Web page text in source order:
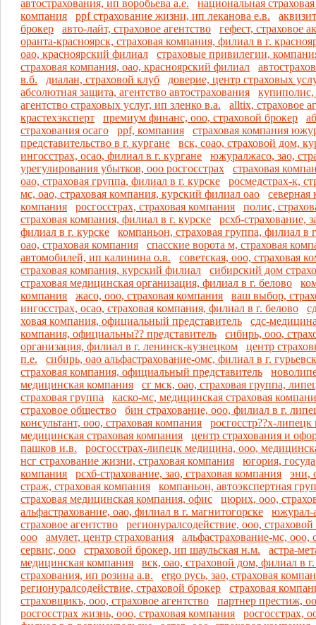
автострахования, ип воробьева а.е.
национальная
компания
ppf страхование жизни, ип леканова е.в.
брокер
авто-лайт, страховое агентство
гефест, страховое
оранта-красноярск, страховая компания, филиал в г.
оао, красноярский филиал
страховые привилегии,
страховая компания, оао, красноярский филиал
в.б.
диалан, страховой клуб
доверие, центр страховых
абсолютная защита, агентство автострахования
купиполис,
агентство страховых услуг, ип зленко в.а.
alltix, страховое
крастехэксперт
премиум финанс, ооо, страховой брокер
страхования осаго
ppf, компания
страховая компания
представительство в г. кургане
вск, соао, страховой дом,
ингосстрах, осао, филиал в г. кургане
южуралжасо, зао,
урегулирования убытков, ооо росгосстрах
страховая
оао, страховая группа, филиал в г. курске
росмедстрах-к,
мс, оао, страховая компания, курский филиал оао
северная
компания
росгосстрах, страховая компания
полис,
страховая компания, филиал в г. курске
рсхб-страхование,
филиал в г. курске
компаньон, страховая группа, филиал в
оао, страховая компания
спасские ворота м, страховая
автомобилей, ип калинина о.в.
советская, ооо, страховая
страховая компания, курский филиал
сибирский дом
страховая медицинская организация, филиал в г. белово
компания
жасо, ооо, страховая компания
ваш выбор,
ингосстрах, осао, страховая компания, филиал в г. белово
ховая компания, официальный представитель
сдс-
компания, официальны?? представитель
сибирь, ооо,
организация, филиал в г. ленинск-кузнецком
центр
п.е.
сибирь, оао альфастрахование-омс, филиал в г.
страховая компания, официальный представитель
медицинская компания
сг мск, оао, страховая группа,
страховая группа
каско-мс, медицинская страховая
страховое общество
бин страхование, ооо, филиал в г.
консультант, ооо, страховая компания
росгосстр??х-
медицинская страховая компания
центр страхования и
пашков и.в.
росгосстрах-липецк медицина, ооо,
нсг страхование жизни, страховая компания
югория,
компания
рсхб-страхование, зао, страховая компания
эни,
страж, страховая компания
компаньон, автоэкспертная
страховая медицинская компания, офис
цюрих, ооо,
альфастрахование, оао, филиал в г. магнитогорске
южурал-
страховое агентство
регионуралсодействие, ооо, страховой
ооо
амулет, центр страхования
альфастрахование-мс, ооо,
сервис, ооо
страховой брокер, ип шаульская н.м.
астра-
медицинская компания
вск, оао, страховой дом, филиал в
страхования, ип розина а.в.
ergo русь, зао, страховая
регионуралсодействие, страховой брокер
страховая
страховщикъ, ооо, страховое агентство
партнер престиж,
росгосстрах жизнь, ооо, страховая компания
росгосстрах,